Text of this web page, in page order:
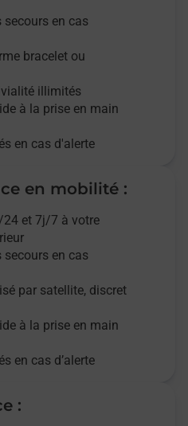
secours en cas
bracelet ou
illimités
à la prise en main
en cas d'alerte
en mobilité :
24 et 7j/7 à votre
secours en cas
par satellite, discret
à la prise en main
en cas d’alerte
: